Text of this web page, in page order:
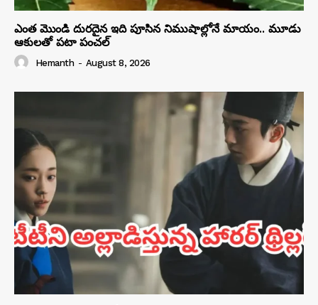
ఎంత మొండి దురదైన ఇది పూసిన నిముషాల్లోనే మాయం.. మూడు
ఆకులతో పటా పంచల్
Hemanth - August 8, 2026